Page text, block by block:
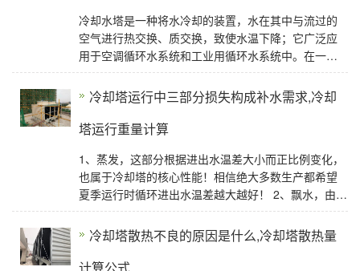
冷却水塔是一种将水冷却的装置，水在其中与流过的
空气进行热交换、质交换，致使水温下降；它广泛应
用于空调循环水系统和工业用循环水系统中。在一定
水处理情况下，冷却效果是冷却塔重要性能之一，在
选用冷
冷却塔运行中三部分损失构成补水需求,冷却
塔运行重量计算
1、蒸发，这部分根据进出水温差大小而正比例变化，
也属于冷却塔的核心性能！相信绝大多数生产都希望
夏季运行时循环进出水温差越大越好！ 2、飘水，由于
冷空气借助机械动力抽送，在高风速状态下，部分水
量无冷却塔散热不良的原因是什么,冷却塔散热量
计算公式